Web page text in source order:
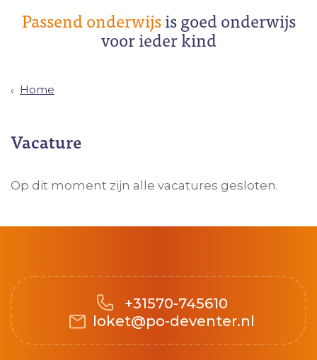
Passend onderwijsis goed onderwijs
voor ieder kind
Home
Vacature
Op dit moment zijn alle vacatures gesloten.
+31570-745610
loket@po-deventer.nl